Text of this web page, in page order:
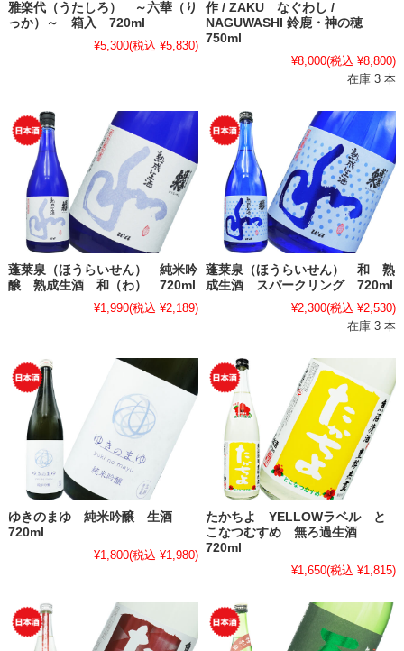
雅楽代（うたしろ） ～六華（り
っか）～ 箱入 720ml
¥5,300(税込 ¥5,830)
作 / ZAKU なぐわし /
NAGUWASHI 鈴鹿・神の穂
750ml
¥8,000(税込 ¥8,800)
在庫 3 本
蓬莱泉（ほうらいせん） 純米吟
醸 熟成生酒 和（わ） 720ml
¥1,990(税込 ¥2,189)
蓬莱泉（ほうらいせん） 和 熟
成生酒 スパークリング 720ml
¥2,300(税込 ¥2,530)
在庫 3 本
ゆきのまゆ 純米吟醸 生酒
720ml
¥1,800(税込 ¥1,980)
たかちよ YELLOWラベル と
こなつむすめ 無ろ過生酒
720ml
¥1,650(税込 ¥1,815)